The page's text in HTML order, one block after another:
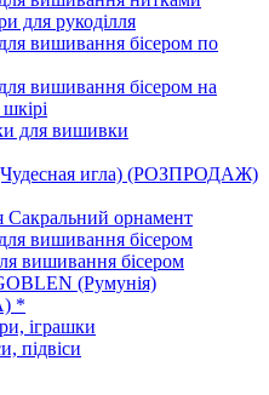
для рукоділля
вишивання бісером по
вишивання бісером на
для вишивки
игла) (РОЗПРОДАЖ)
Сакральний орнамент
вишивання бісером
вишивання бісером
(Румунія)
*
іграшки
підвіси